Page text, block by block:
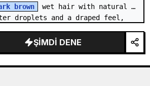
brown
wet hair with natural
droplets and a draped feel,
ŞIMDI DENE